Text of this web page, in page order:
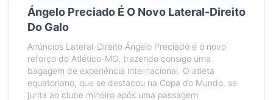
Ángelo Preciado É O Novo Lateral-Direito
Do Galo
Anúncios Lateral-Direito Ángelo Preciado é o novo
reforço do Atlético-MG, trazendo consigo uma
bagagem de experiência internacional. O atleta
equatoriano, que se destacou na Copa do Mundo, se
junta ao clube mineiro após uma passagem